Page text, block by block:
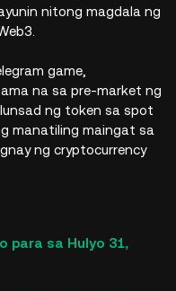
nitong magdala ng
game,
na sa pre-market ng
ng token sa spot
manatiling maingat sa
ng cryptocurrency
para sa Hulyo 31,